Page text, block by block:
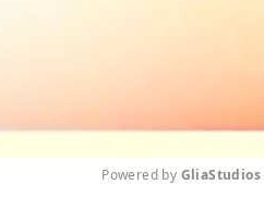
Powered by GliaStudios